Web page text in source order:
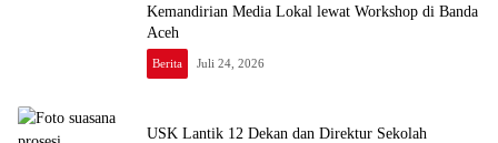
Kemandirian Media Lokal lewat Workshop di Banda
Aceh
Berita Juli 24, 2026
USK Lantik 12 Dekan dan Direktur Sekolah